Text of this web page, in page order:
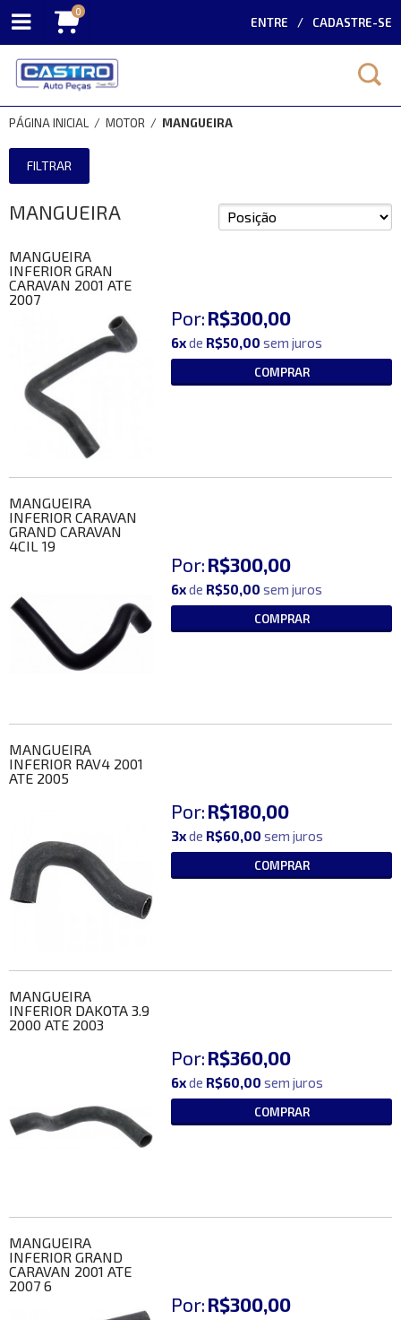
0
ENTRE CADASTRE-SE
PÁGINA INICIAL / MOTOR / MANGUEIRA
FILTRAR
MANGUEIRA
MANGUEIRA
INFERIOR GRAN
CARAVAN 2001 ATE
2007
Por: R$300,00
6xde R$50,00 sem juros
COMPRAR
MANGUEIRA
INFERIOR CARAVAN
GRAND CARAVAN
4CIL 19
Por: R$300,00
6xde R$50,00 sem juros
COMPRAR
MANGUEIRA
INFERIOR RAV4 2001
ATE 2005
Por: R$180,00
3xde R$60,00 sem juros
COMPRAR
MANGUEIRA
INFERIOR DAKOTA 3.9
2000 ATE 2003
Por: R$360,00
6xde R$60,00 sem juros
COMPRAR
MANGUEIRA
INFERIOR GRAND
CARAVAN 2001 ATE
2007 6
Por: R$300,00